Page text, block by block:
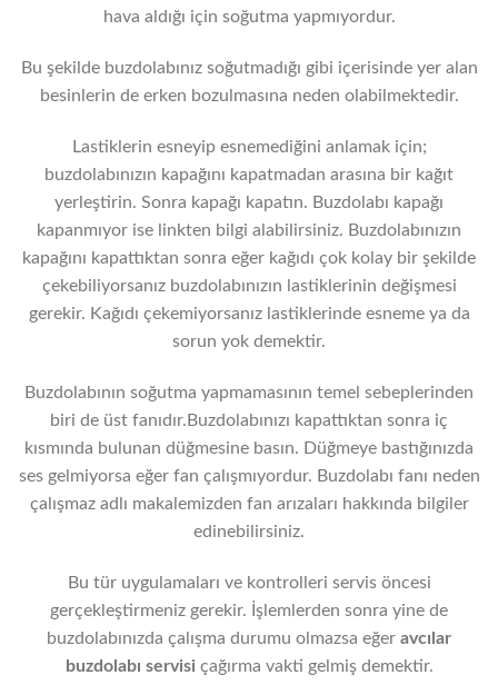
hava aldığı için soğutma yapmıyordur.
Bu şekilde buzdolabınız soğutmadığı gibi içerisinde yer alan
besinlerin de erken bozulmasına neden olabilmektedir.
Lastiklerin esneyip esnemediğini anlamak için;
buzdolabınızın kapağını kapatmadan arasına bir kağıt
yerleştirin. Sonra kapağı kapatın. Buzdolabı kapağı
kapanmıyor ise linkten bilgi alabilirsiniz. Buzdolabınızın
kapağını kapattıktan sonra eğer kağıdı çok kolay bir şekilde
çekebiliyorsanız buzdolabınızın lastiklerinin değişmesi
gerekir. Kağıdı çekemiyorsanız lastiklerinde esneme ya da
sorun yok demektir.
Buzdolabının soğutma yapmamasının temel sebeplerinden
biri de üst fanıdır.Buzdolabınızı kapattıktan sonra iç
kısmında bulunan düğmesine basın. Düğmeye bastığınızda
ses gelmiyorsa eğer fan çalışmıyordur. Buzdolabı fanı neden
çalışmaz adlı makalemizden fan arızaları hakkında bilgiler
edinebilirsiniz.
Bu tür uygulamaları ve kontrolleri servis öncesi
gerçekleştirmeniz gerekir. İşlemlerden sonra yine de
buzdolabınızda çalışma durumu olmazsa eğer avcılar
buzdolabı servisi çağırma vakti gelmiş demektir.